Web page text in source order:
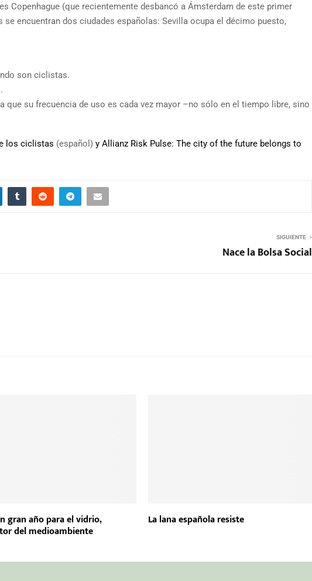
Copenhague (que recientemente desbancó a Ámsterdam de este primer
encuentran dos ciudades españolas: Sevilla ocupa el décimo puesto,
son ciclistas.
que su frecuencia de uso es cada vez mayor –no sólo en el tiempo libre, sino
los ciclistas (español) y Allianz Risk Pulse: The city of the future belongs to
SIGUIENTE
Nace la Bolsa Social
gran año para el vidrio,
del medioambiente
La lana española resiste